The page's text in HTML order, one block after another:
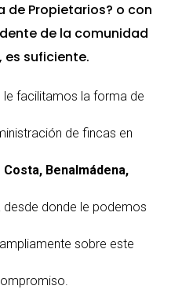
de Propietarios? o con
de la comunidad
suficiente.
le facilitamos la forma de
de fincas en
Costa, Benalmádena,
desde donde le podemos
sobre este